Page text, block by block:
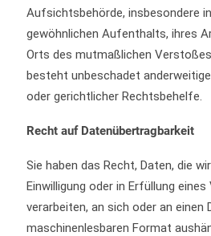
Aufsichtsbehörde, insbesondere
gewöhnlichen Aufenthalts, ihres
Orts des mutmaßlichen Verstoßes
besteht unbeschadet
oder gerichtlicher Rechtsbehelfe.
Recht auf Datenübertragbarkeit
Sie haben das Recht, Daten, die
Einwilligung oder in Erfüllung
verarbeiten, an sich oder an einen
maschinenlesbaren Format